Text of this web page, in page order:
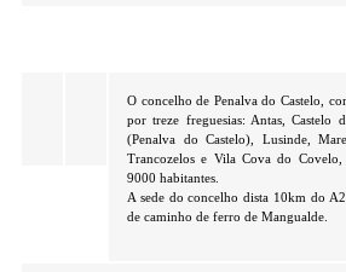
O concelho de Penalva do Castelo,
por treze freguesias: Antas, Castelo
(Penalva do Castelo), Lusinde,
Trancozelos e Vila Cova do
9000 habitantes.
A sede do concelho dista 10km do
de caminho de ferro de Mangualde.